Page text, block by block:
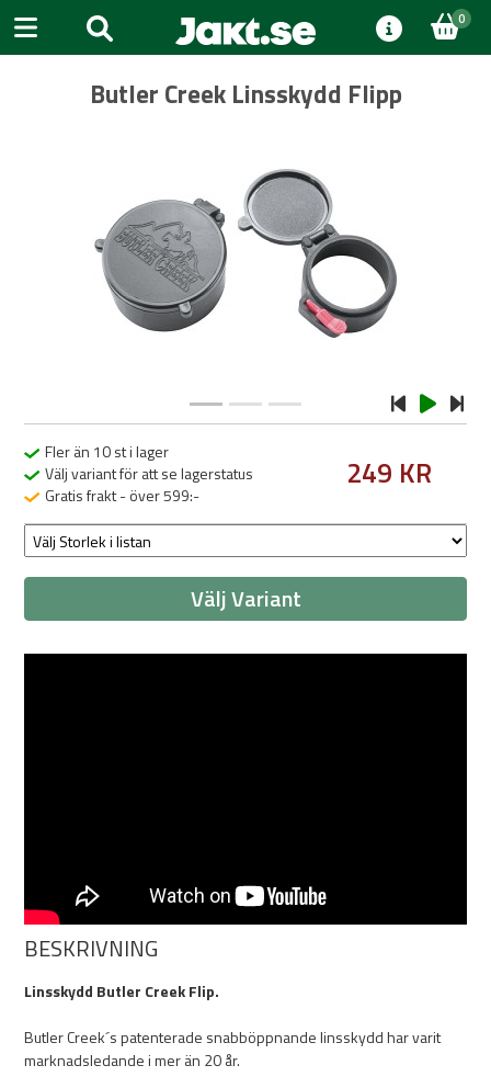
0
Butler Creek Linsskydd Flipp
Previous
Fler än 10 st i lager
Välj variant för att se lagerstatus
Gratis frakt - över 599:-
249 KR
Välj Variant
BESKRIVNING
Linsskydd Butler Creek Flip.
Butler Creek´s patenterade snabböppnande linsskydd har varit
marknadsledande i mer än 20 år.